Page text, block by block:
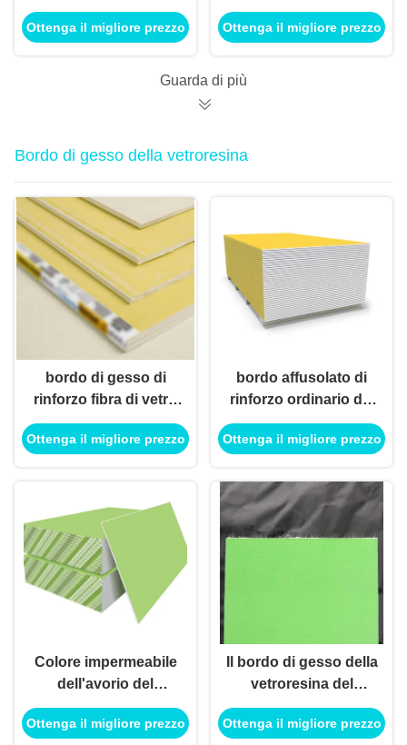
pannello di carta e
gesso, bordo di
per la divisione del
Ottenga il migliore prezzo
12.5mm del bordo per
il sistema di
Ottenga il migliore prezzo
Guarda di più
Bordo di gesso della vetroresina
bordo di gesso di
rinforzo fibra di vetro
di 8ft x di 4ft per
costruzione
Ottenga il migliore prezzo
bordo affusolato di
rinforzo ordinario del
bordo di gesso della
vetroresina di 15mm
Ottenga il migliore prezzo
Colore impermeabile
dell'avorio del
pannello di carta e
gesso della fibra di
Ottenga il migliore prezzo
Il bordo di gesso della
vetroresina del
controsoffitto rende
incombustibile
Ottenga il migliore prezzo